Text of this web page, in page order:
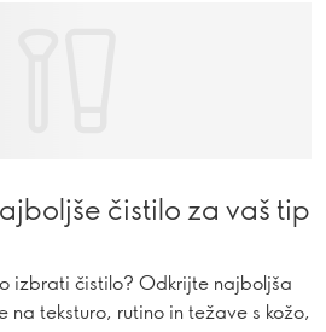
čistilo za vaš tip
izbrati čistilo? Odkrijte najboljša
teksturo, rutino in težave s kožo,